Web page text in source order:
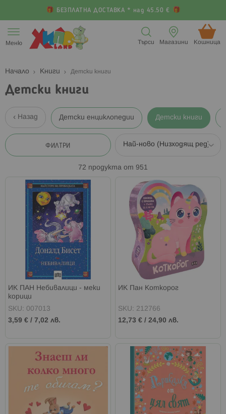
БЕЗПЛАТНА ДОСТАВКА * над 45.50 €
към
съдържанието
Меню Кошница (
Магазини
Търси
Начало Книги Детски книги
Детски книги
Назад Детски енциклопедии Детски книги
ФИЛТРИ
72 продукта от 951
ИК ПАН Небивалици - меки
корици
SKU: 007013
3,59 € / 7,02 лв.
ИК Пан Коткорог
SKU: 212766
12,73 € /24,90 лв.